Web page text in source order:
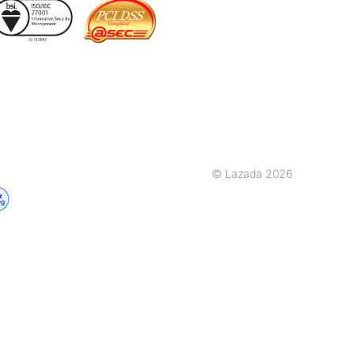
© Lazada 2026